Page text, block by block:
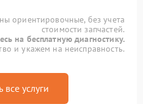
ориентировочные, без учета
стоимости запчастей.
на бесплатную диагностику.
и укажем на неисправность.
все услуги